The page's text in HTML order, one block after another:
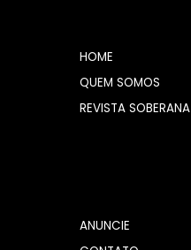
HOME
QUEM SOMOS
REVISTA SOBERANA
ANUNCIE